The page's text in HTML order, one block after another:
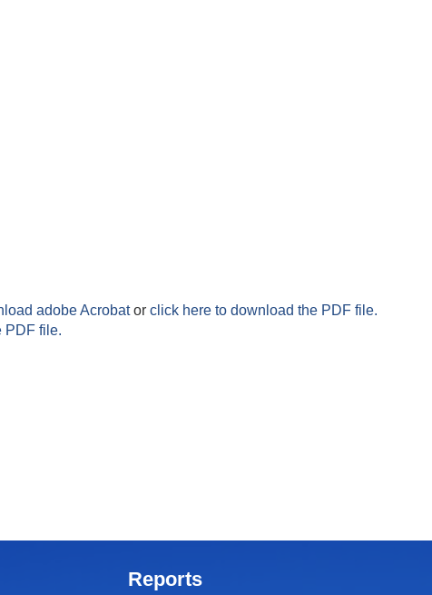
adobe Acrobator click here to download the PDF file.
PDF file.
Reports